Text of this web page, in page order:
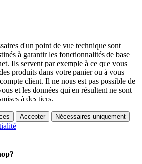
d'un point de vue technique sont
à garantir les fonctionnalités de base
Ils servent par exemple à ce que vous
produits dans votre panier ou à vous
client. Il ne nous est pas possible de
et les données qui en résultent ne sont
à des tiers.
Accepter Nécessaires uniquement